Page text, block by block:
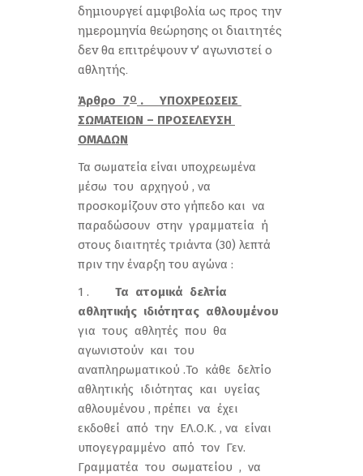
δημιουργεί αμφιβολία ως προς την
ημερομηνία θεώρησης οι διαιτητές
δεν θα επιτρέψουν ν’ αγωνιστεί ο
αθλητής.
Άρθρο 7Ο . ΥΠΟΧΡΕΩΣΕΙΣ
ΣΩΜΑΤΕΙΩΝ – ΠΡΟΣΕΛΕΥΣΗ
ΟΜΑΔΩΝ
Τα σωματεία είναι υποχρεωμένα
μέσω του αρχηγού , να
προσκομίζουν στο γήπεδο και να
παραδώσουν στην γραμματεία ή
στους διαιτητές τριάντα (30) λεπτά
πριν την έναρξη του αγώνα :
1 . Τα ατομικά δελτία
αθλητικής ιδιότητας αθλουμένου
για τους αθλητές που θα
αγωνιστούν και του
αναπληρωματικού .Το κάθε δελτίο
αθλητικής ιδιότητας και υγείας
αθλουμένου , πρέπει να έχει
εκδοθεί από την ΕΛ.Ο.Κ. , να είναι
υπογεγραμμένο από τον Γεν.
Γραμματέα του σωματείου , να